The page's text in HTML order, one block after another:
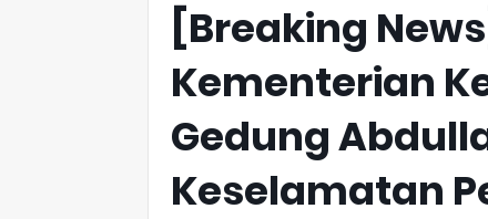
[Breaking
Kementerian
Gedung
Keselamatan